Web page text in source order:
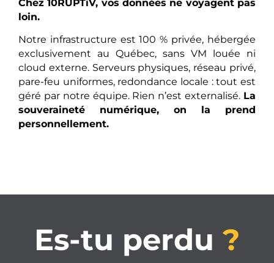
Chez 10RUPTiV, vos données ne voyagent pas
loin.
Notre infrastructure est 100 % privée, hébergée
exclusivement au Québec, sans VM louée ni
cloud externe. Serveurs physiques, réseau privé,
pare-feu uniformes, redondance locale : tout est
géré par notre équipe. Rien n’est externalisé. La
souveraineté numérique, on la prend
personnellement.
Es-tu perdu ?